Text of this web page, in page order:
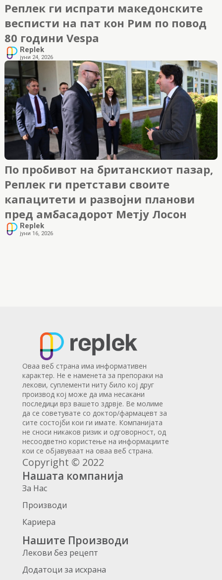
Реплек ги испрати македонските
весписти на пат кон Рим по повод
80 години Vespa
Replek
јуни 24, 2026
По пробивот на британскиот пазар,
Реплек ги претстави своите
капацитети и развојни планови
пред амбасадорот Метју Лосон
Replek
јуни 16, 2026
Оваа веб страна има информативен
карактер. Не е наменета за препораки на
лекови, суплементи ниту било кој друг
производ кој може да има несакани
последици врз вашето здрвје. Ве молиме
да се советувате со доктор/фармацевт за
сите состојби кои ги имате. Компанијата
не сноси никаков ризик и одговорност, од
несоодветно користење на информациите
кои се објавуваат на оваа веб страна.
Copyright © 2022
Нашата компанија
За Нас
Производи
Кариера
Нашите Производи
Лекови без рецепт
Додатоци за исхрана